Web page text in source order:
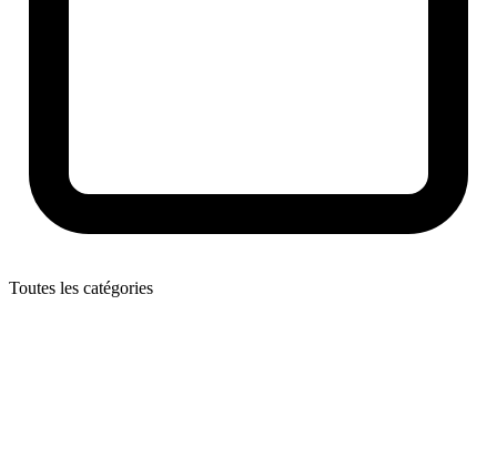
Toutes les catégories